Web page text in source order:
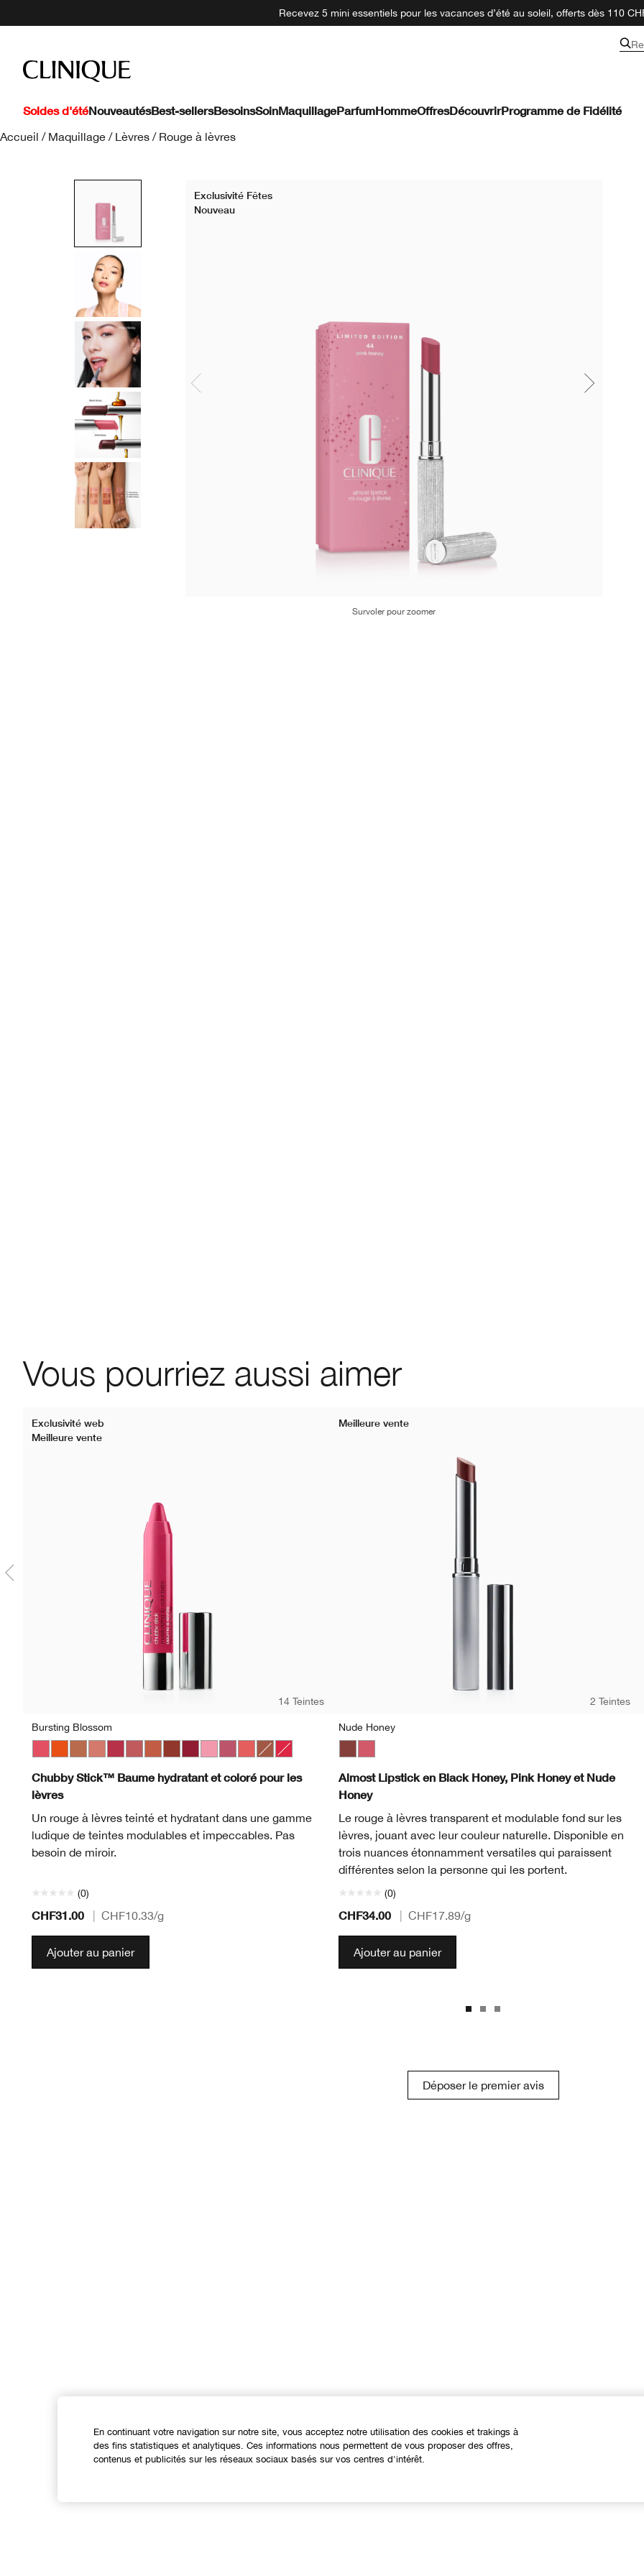
Recevez 5 mini essentiels pour les vacances d’été au soleil, offerts dès 110
Soldes d'étéNouveautésBest-sellersBesoinsSoinMaquillageParfumHommeOffresDécouvrirProgramme de Fidélité
Accueil / Maquillage / Lèvres / Rouge à lèvres
Exclusivité Fêtes
Nouveau
Survoler pour zoomer
Vous pourriez aussi aimer
Exclusivité web
Meilleure vente
14 Teintes
Bursting Blossom
Chubby Stick™ Baume hydratant et coloré pour les
lèvres
Un rouge à lèvres teinté et hydratant dans une gamme
ludique de teintes modulables et impeccables. Pas
besoin de miroir.
(0)
CHF31.00 CHF10.33/g
Ajouter au panier
Meilleure vente
2 Teintes
Nude Honey
Almost Lipstick en Black Honey, Pink Honey et Nude
Honey
Le rouge à lèvres transparent et modulable fond sur les
lèvres, jouant avec leur couleur naturelle. Disponible en
trois nuances étonnamment versatiles qui paraissent
différentes selon la personne qui les portent.
(0)
CHF34.00 CHF17.89/g
Ajouter au panier
Déposer le premier avis
En continuant votre navigation sur notre site, vous acceptez notre utilisation des cookies et trakings à
des fins statistiques et analytiques. Ces informations nous permettent de vous proposer des offres,
contenus et publicités sur les réseaux sociaux basés sur vos centres d'intérêt.